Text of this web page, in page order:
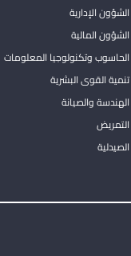
الشؤون الإدارية
الشؤون المالية
الحاسوب وتكنولوجيا المعلومات
تنمية القوى البشرية
الهندسة والصيانة
التمريض
الصيدلية